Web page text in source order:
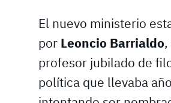
El nuevo ministerio
por Leoncio Barrialdo
profesor jubilado de
política que llevaba